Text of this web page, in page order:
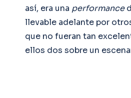
así, era una performance
llevable adelante por
que no fueran tan
ellos dos sobre un